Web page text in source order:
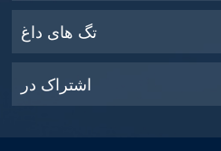
تگ های داغ
اشتراک در